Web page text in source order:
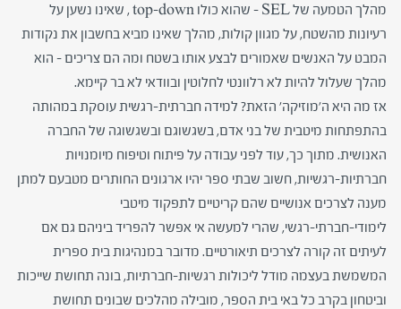
מהלך הטמעה של SEL – שהוא כולו top–down , שאינו נשען על
רעיונות מהשטח, על מגוון קולות, מהלך שאינו מביא בחשבון את נקודות
המבט על האנשים שאמורים לבצע אותו בשטח ומה הם צריכים – הוא
מהלך שעלול להיות לא רלוונטי לחלוטין ובוודאי לא בר קיימא.
אז מה היא ה’מוזיקה’ הזאת? למידה חברתית-רגשית עוסקת במהותה
בהתפתחות מיטבית של בני אדם, בשגשוגם ובשגשוגה של החברה
האנושית. מתוך כך, עוד לפני עבודה על פיתוח וטיפוח מיומנויות
חברתיות-רגשיות, חשוב שבתי ספר יהיו ארגונים החותרים מטבעם למתן
מענה לצרכים אנושיים שהם קריטיים לתפקוד מיטבי
לימודי-חברתי-רגשי, שהרי למעשה אי אפשר להפריד ביניהם גם אם
לעיתים זה קורה לצרכים תיאורטיים. מדובר במנהיגות בית ספרית
המשמשת בעצמה מודל ליכולות רגשיות-חברתיות, בונה תחושת שייכות
וביטחון בקרב כל באי בית הספר, מובילה מהלכים שבונים תחושת